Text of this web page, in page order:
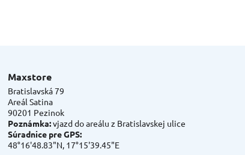
Maxstore
Bratislavská 79
Areál Satina
90201 Pezinok
Poznámka:vjazd do areálu z Bratislavskej ulice
Súradnice pre GPS:
48°16'48.83"N, 17°15'39.45"E